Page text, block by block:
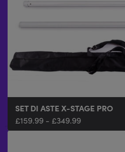
SET DI ASTE X-STAGE PRO
£159.99 - £349.99